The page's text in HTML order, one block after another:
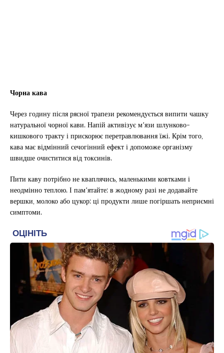
Чорна кава
Через годину після рясної трапези рекомендується випити чашку
натуральної чорної кави. Напій активізує м’язи шлунково-
кишкового тракту і прискорює перетравлювання їжі. Крім того,
кава має відмінний сечогінний ефект і допоможе організму
швидше очиститися від токсинів.
Пити каву потрібно не кваплячись, маленькими ковтками і
неодмінно теплою. І пам’ятайте: в жодному разі не додавайте
вершки, молоко або цукор: ці продукти лише погіршать неприємні
симптоми.